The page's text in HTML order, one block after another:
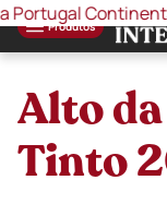
Continental,
Produtos
Alto
Tinto